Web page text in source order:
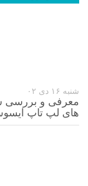
شنبه ۱۶ دی ۰۲
معرفی و
های لپ تاپ